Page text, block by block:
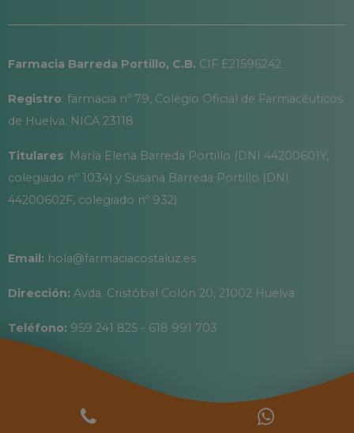
Farmacia Barreda Portillo, C.B. CIF E21596242
Registro: farmacia nº 79, Colegio Oficial de Farmacéuticos
de Huelva. NICA 23118
Titulares: María Elena Barreda Portillo (DNI 44200601Y,
colegiado nº 1034) y Susana Barreda Portillo (DNI
44200602F, colegiado nº 932)
Email: hola@farmaciacostaluz.es
Dirección: Avda. Cristóbal Colón 20, 21002 Huelva
Teléfono: 959 241 825 - 618 991 703